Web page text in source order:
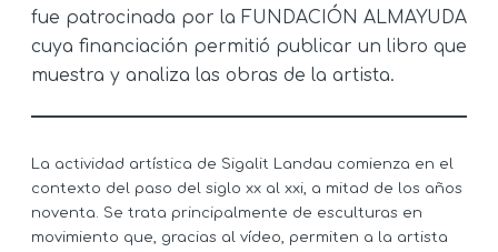
fue patrocinada por la FUNDACIÓN ALMAYUDA
cuya financiación permitió publicar un libro que
muestra y analiza las obras de la artista.
La actividad artística de Sigalit Landau comienza en el
contexto del paso del siglo xx al xxi, a mitad de los años
noventa. Se trata principalmente de esculturas en
movimiento que, gracias al vídeo, permiten a la artista